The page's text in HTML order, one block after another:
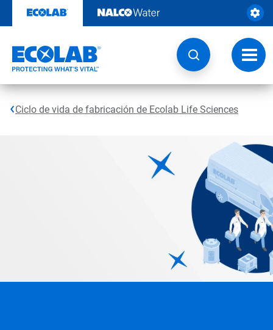
contenido
de
Ciclo de vida de fabricación de Ecolab Life Sciences